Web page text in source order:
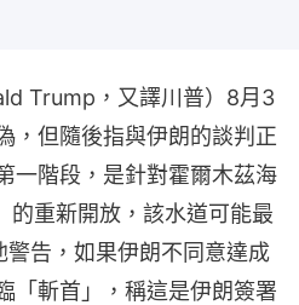
Trump，又譯川普）8月3
，但隨後指與伊朗的談判正
一階段，是針對霍爾木茲海
重新開放，該水道可能最
告，如果伊朗不同意達成
「斬首」，稱這是伊朗簽署